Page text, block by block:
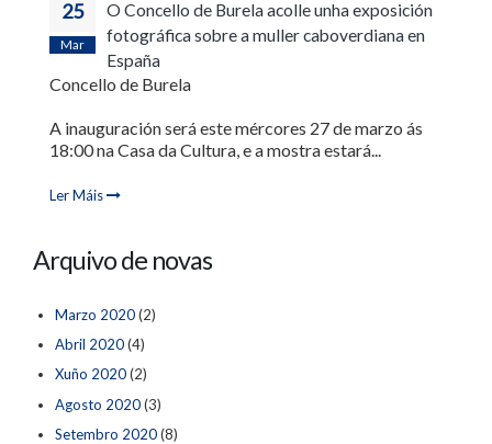
25
Mar
O Concello de Burela acolle unha exposición
fotográfica sobre a muller caboverdiana en
España
Concello de Burela
A inauguración será este mércores 27 de marzo ás
18:00 na Casa da Cultura, e a mostra estará...
Ler Máis
Arquivo de novas
Marzo 2020(2)
Abril 2020(4)
Xuño 2020(2)
Agosto 2020(3)
Setembro 2020(8)